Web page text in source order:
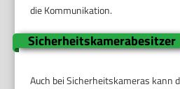
die Kommunikation.
Sicherheitskamerabesitzer
Auch bei Sicherheitskameras kann